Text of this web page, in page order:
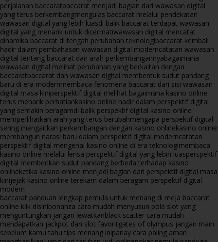
perjalanan baccaratbaccarat menjadi bagian dari wawasan digital
yang terus berkembangmengulas baccarat melalui pendekatan
wawasan digital yang lebih luasdi balik baccarat terdapat wawasan
digital yang menarik untuk dicermatiwawasan digital mencatat
dinamika baccarat di tengah perubahan teknologibaccarat kembali
hadir dalam pembahasan wawasan digital moderncatatan wawasan
digital tentang baccarat dan arah perkembangannyabagaimana
wawasan digital melihat perubahan yang berkaitan dengan
baccaratbaccarat dan wawasan digital membentuk sudut pandang
baru di era modernmembaca fenomena baccarat dari sisi wawasan
digital masa kiniperspektif digital melihat bagaimana kasino online
terus menarik perhatiankasino online hadir dalam perspektif digital
yang semakin beragamdi balik perspektif digital kasino online
memperlihatkan arah yang terus berubahmengapa perspektif digital
sering mengaitkan perkembangan dengan kasino onlinekasino online
membangun narasi baru dalam perspektif digital moderncatatan
perspektif digital mengenai kasino online di era teknologimembaca
kasino online melalui lensa perspektif digital yang lebih luasperspektif
digital memberikan sudut pandang berbeda terhadap kasino
onlineketika kasino online menjadi bagian dari perspektif digital masa
kinijejak kasino online terekam dalam beragam perspektif digital
modern
baccarat panduan lengkap pemula untuk menang di meja baccarat
online klik disinibonanza cara mudah menyusun pola slot yang
menguntungkan jangan lewatkanblack scatter cara mudah
mendapatkan jackpot dari slot favoritgates of olympus jangan main
sebelum kamu tahu tips menang iniparlay cara paling aman